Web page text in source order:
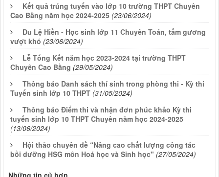
Kết quả trúng tuyển vào lớp 10 trường THPT Chuyên
Cao Bằng năm học 2024-2025 (23/06/2024)
Du Lệ Hiền - Học sinh lớp 11 Chuyên Toán, tấm gương
vượt khó (23/06/2024)
Lễ Tổng Kết năm học 2023-2024 tại trường THPT
Chuyên Cao Bằng (29/05/2024)
Thông báo Danh sách thí sinh trong phòng thi - Kỳ thi
Tuyển sinh lớp 10 THPT (31/05/2024)
Thông báo Điểm thi và nhận đơn phúc khảo Kỳ thi
tuyển sinh lớp 10 THPT Chuyên năm học 2024-2025
(13/06/2024)
Hội thảo chuyên đề “Nâng cao chất lượng công tác
bồi dưỡng HSG môn Hoá học và Sinh học" (27/05/2024)
Những tin cũ hơn